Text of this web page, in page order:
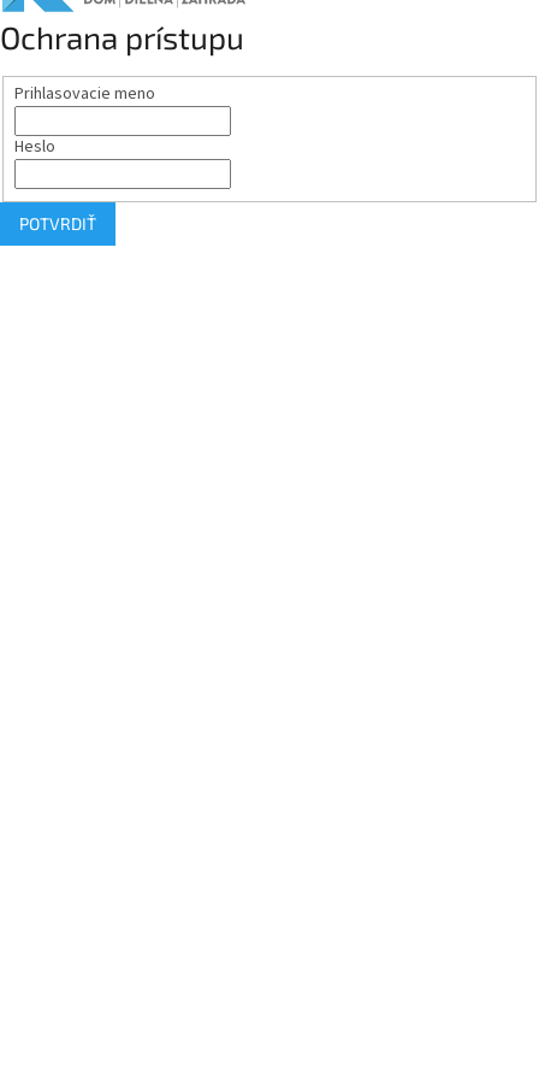
Ochrana prístupu
Prihlasovacie meno
Heslo
POTVRDIŤ